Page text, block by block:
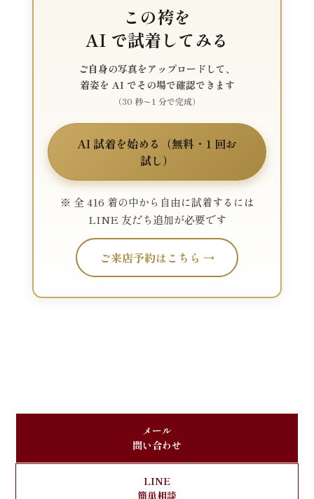
この袴を
AI で試着してみる
ご自身の写真をアップロードして、
着姿を AI でその場で確認できます
（30 秒〜1 分で完成）
AI 試着を始める（無料・1 回お
試し）
※ 全 416 着の中から自由に試着するには
LINE 友だち追加が必要です
ご来店予約はこちら →
メール
問い合わせ
LINE
簡単相談